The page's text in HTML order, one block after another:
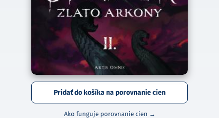
Pridať do košíka na porovnanie cien
Ako funguje porovnanie cien →